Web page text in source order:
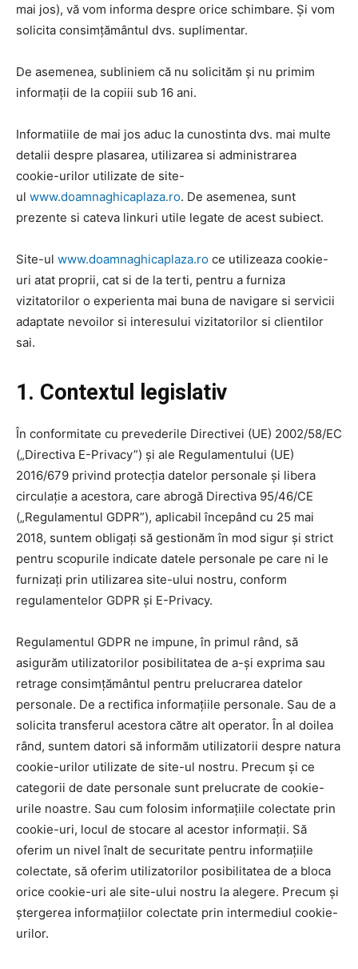
mai jos), vă vom informa despre orice schimbare. Și vom
solicita consimțământul dvs. suplimentar.
De asemenea, subliniem că nu solicităm și nu primim
informații de la copiii sub 16 ani.
Informatiile de mai jos aduc la cunostinta dvs. mai multe
detalii despre plasarea, utilizarea si administrarea
cookie-urilor utilizate de site-
ul www.doamnaghicaplaza.ro. De asemenea, sunt
prezente si cateva linkuri utile legate de acest subiect.
Site-ul www.doamnaghicaplaza.ro ce utilizeaza cookie-
uri atat proprii, cat si de la terti, pentru a furniza
vizitatorilor o experienta mai buna de navigare si servicii
adaptate nevoilor si interesului vizitatorilor si clientilor
sai.
1. Contextul legislativ
În conformitate cu prevederile Directivei (UE) 2002/58/EC
(„Directiva E-Privacy”) și ale Regulamentului (UE)
2016/679 privind protecția datelor personale și libera
circulație a acestora, care abrogă Directiva 95/46/CE
(„Regulamentul GDPR”), aplicabil începând cu 25 mai
2018, suntem obligați să gestionăm în mod sigur și strict
pentru scopurile indicate datele personale pe care ni le
furnizați prin utilizarea site-ului nostru, conform
regulamentelor GDPR și E-Privacy.
Regulamentul GDPR ne impune, în primul rând, să
asigurăm utilizatorilor posibilitatea de a-și exprima sau
retrage consimțământul pentru prelucrarea datelor
personale. De a rectifica informațiile personale. Sau de a
solicita transferul acestora către alt operator. În al doilea
rând, suntem datori să informăm utilizatorii despre natura
cookie-urilor utilizate de site-ul nostru. Precum și ce
categorii de date personale sunt prelucrate de cookie-
urile noastre. Sau cum folosim informațiile colectate prin
cookie-uri, locul de stocare al acestor informații. Să
oferim un nivel înalt de securitate pentru informațiile
colectate, să oferim utilizatorilor posibilitatea de a bloca
orice cookie-uri ale site-ului nostru la alegere. Precum și
ștergerea informațiilor colectate prin intermediul cookie-
urilor.